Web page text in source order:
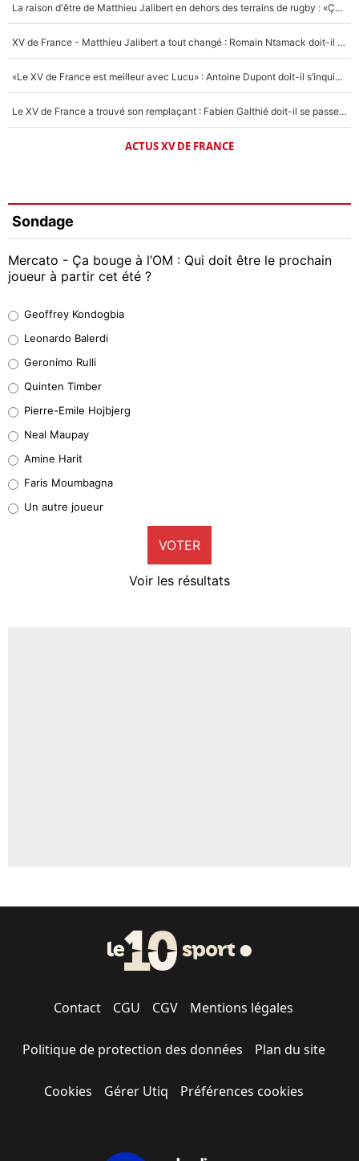
La raison d'être de Matthieu Jalibert en dehors des terrains de rugby : «Ça m'atteint autant que si tu touches à un membre de ma famille»
XV de France - Matthieu Jalibert a tout changé : Romain Ntamack doit-il s’inquiéter pour sa place à un an de la Coupe du monde ?
«Le XV de France est meilleur avec Lucu» : Antoine Dupont doit-il s’inquiéter pour sa place ?
Le XV de France a trouvé son remplaçant : Fabien Galthié doit-il se passer d'Antoine Dupont ?
ACTUS XV DE FRANCE
Sondage
Mercato - Ça bouge à l’OM : Qui doit être le prochain
joueur à partir cet été ?
38%
32%
5%
1%
9%
Geoffrey Kondogbia
Leonardo Balerdi
Geronimo Rulli
Quinten Timber
Pierre-Emile Hojbjerg
Neal Maupay
Amine Harit
Faris Moumbagna
Un autre joueur
VOTER
Voir les résultats
Contact CGU CGV Mentions légales
Politique de protection des données Plan du site
Cookies Gérer Utiq Préférences cookies